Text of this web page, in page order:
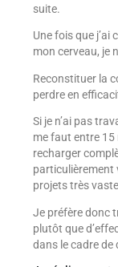
suite.
Une fois que j’ai
mon cerveau, je
Reconstituer la
perdre en
Si je n’ai pas
me faut entre 15
recharger
particulièrement
projets très
Je préfère donc
plutôt que
dans le cadre